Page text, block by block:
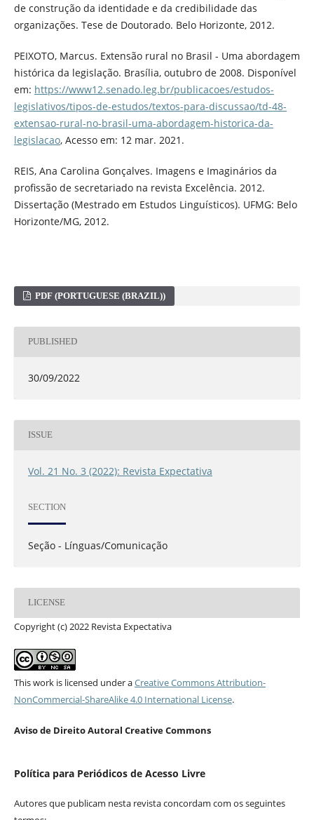
de construção da identidade e da credibilidade das
organizações. Tese de Doutorado. Belo Horizonte, 2012.
PEIXOTO, Marcus. Extensão rural no Brasil - Uma abordagem
histórica da legislação. Brasília, outubro de 2008. Disponível
em: https://www12.senado.leg.br/publicacoes/estudos-
legislativos/tipos-de-estudos/textos-para-discussao/td-48-
extensao-rural-no-brasil-uma-abordagem-historica-da-
legislacao, Acesso em: 12 mar. 2021.
REIS, Ana Carolina Gonçalves. Imagens e Imaginários da
profissão de secretariado na revista Excelência. 2012.
Dissertação (Mestrado em Estudos Linguísticos). UFMG: Belo
Horizonte/MG, 2012.
PDF (PORTUGUESE (BRAZIL))
PUBLISHED
30/09/2022
ISSUE
Vol. 21 No. 3 (2022): Revista Expectativa
SECTION
Seção - Línguas/Comunicação
LICENSE
Copyright (c) 2022 Revista Expectativa
This work is licensed under aCreative Commons Attribution-
NonCommercial-ShareAlike 4.0 International License.
Aviso de Direito Autoral Creative Commons
Política para Periódicos de Acesso Livre
Autores que publicam nesta revista concordam com os seguintes